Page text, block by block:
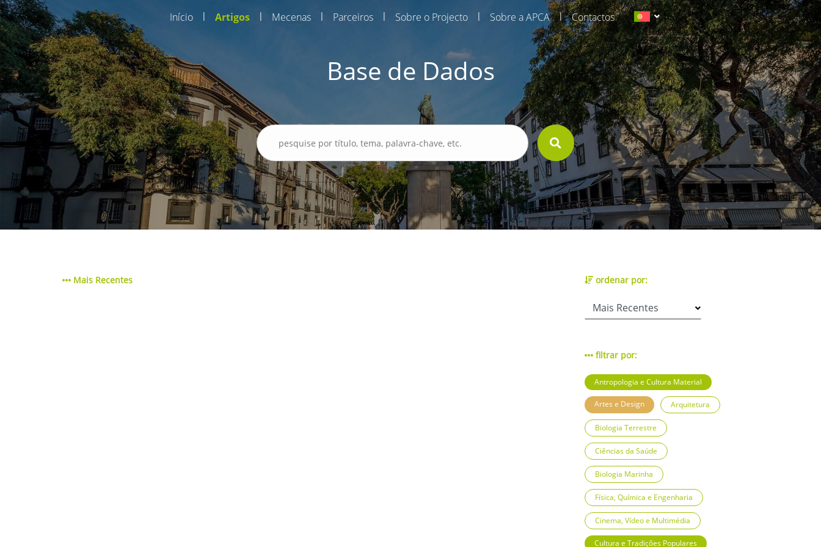
Início | Artigos | Mecenas | Parceiros | Sobre o Projecto | Sobre a APCA | Contactos
Base de Dados
Mais Recentes ordenar por:
filtrar por:
Antropologia e Cultura Material
Artes e Design Arquitetura
Biologia Terrestre
Ciências da Saúde
Biologia Marinha
Física, Química e Engenharia
Cinema, Vídeo e Multimédia
Cultura e Tradições Populares